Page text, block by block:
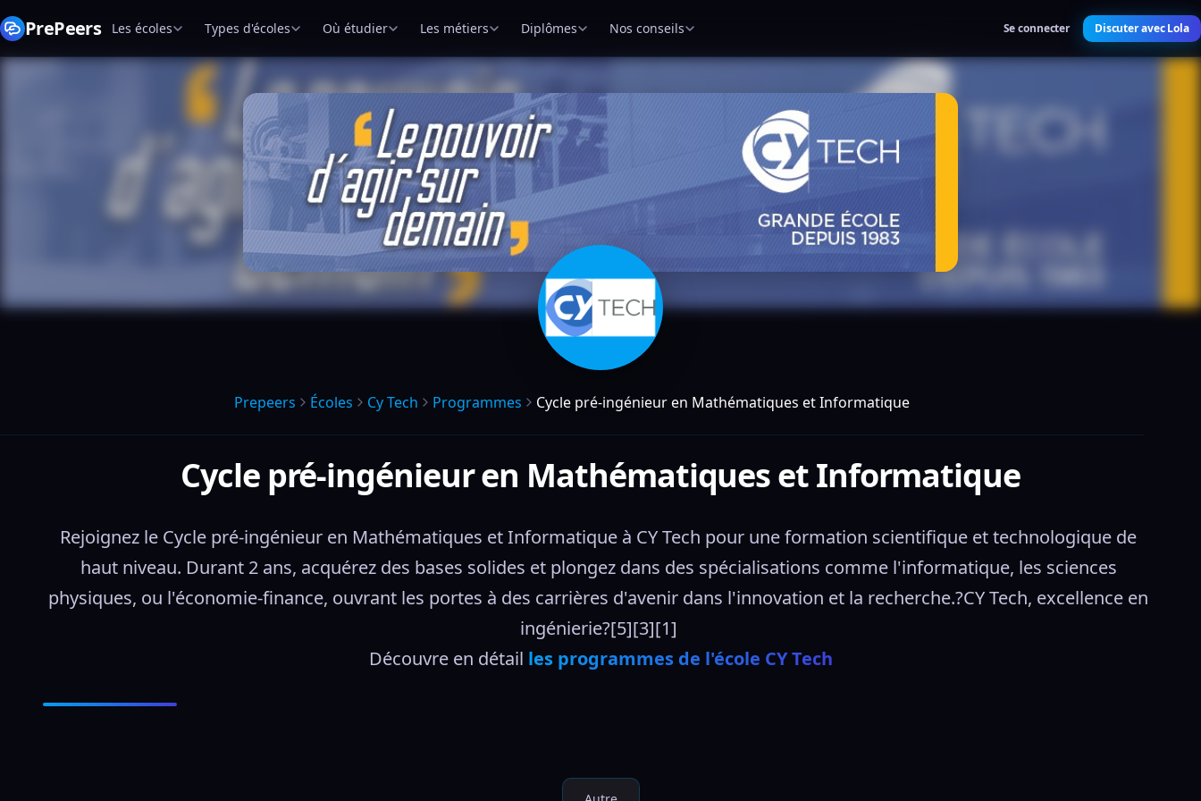
PrePeers Les écoles Types d'écoles Où étudier Les métiers Diplômes Nos conseils Se connecter Discuter avec Lola
Prepeers Écoles Cy Tech Programmes Cycle pré-ingénieur en Mathématiques et Informatique
Cycle pré-ingénieur en Mathématiques et Informatique
Rejoignez le Cycle pré-ingénieur en Mathématiques et Informatique à CY Tech pour une formation scientifique et technologique de
haut niveau. Durant 2 ans, acquérez des bases solides et plongez dans des spécialisations comme l'informatique, les sciences
physiques, ou l'économie-finance, ouvrant les portes à des carrières d'avenir dans l'innovation et la recherche.?CY Tech, excellence en
ingénierie?[5][3][1]
Découvre en détail les programmes de l'école CY Tech